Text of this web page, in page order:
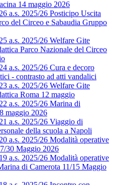
14 maggio 2026
a.s. 2025/26 Posticipo Uscita
del Circeo e Sabaudia Gruppo
a.s. 2025/26 Welfare Gite
Parco Nazionale del Circeo
a.s. 2025/26 Cura e decoro
- contrasto ad atti vandalici
a.s. 2025/26 Welfare Gite
Roma 12 maggio
a.s. 2025/26 Marina di
maggio 2026
a.s. 2025/26 Viaggio di
della scuola a Napoli
a.s. 2025/26 Modalità operative
30 Maggio 2026
a.s. 2025/26 Modalità operative
di Camerota 11/15 Maggio